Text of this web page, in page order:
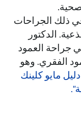
في ذلك الجراحات
الدكتور
جراحة العمود
الفقري. وهو
مايو كلينك